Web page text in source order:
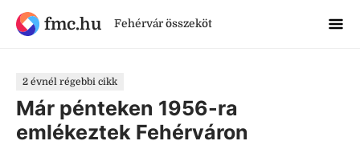
fmc.hu Fehérvár összeköt
2 évnél régebbi cikk
Már pénteken 1956-ra
emlékeztek Fehérváron